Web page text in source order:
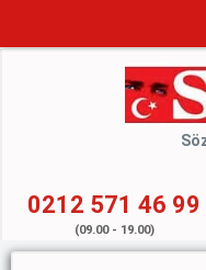
0212 571 46 99
(09.00 - 19.00)